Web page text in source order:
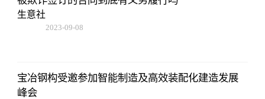
生意社
2023-09-08
宝冶钢构受邀参加智能制造及高效装配化建造发展
峰会